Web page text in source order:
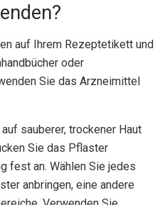
auf Ihrem Rezeptetikett und
oder
Sie das Arzneimittel
sauberer, trockener Haut
Sie das Pflaster
fest an. Wählen Sie jedes
anbringen, eine andere